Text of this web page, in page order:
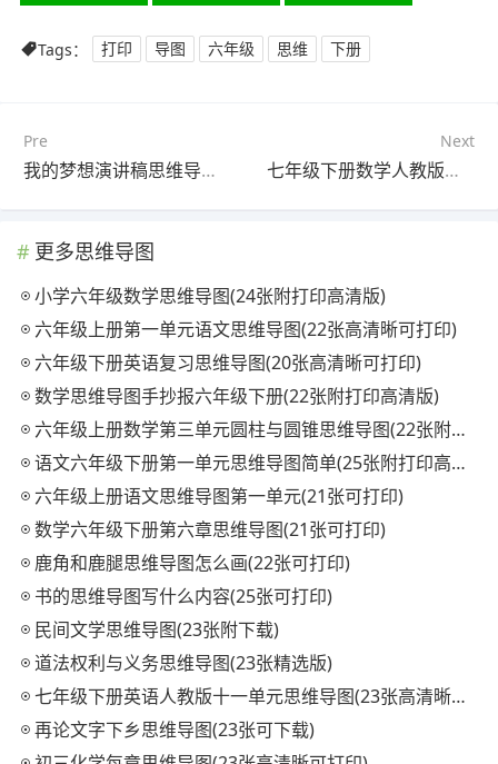
Tags： 打印 导图 六年级 思维 下册
Pre
我的梦想演讲稿思维导图(25张值得收藏)
Next
七年级下册数学人教版第六章思维导图(21张值得收藏)
更多思维导图
小学六年级数学思维导图(24张附打印高清版)
六年级上册第一单元语文思维导图(22张高清晰可打印)
六年级下册英语复习思维导图(20张高清晰可打印)
数学思维导图手抄报六年级下册(22张附打印高清版)
六年级上册数学第三单元圆柱与圆锥思维导图(22张附打印高清版)
语文六年级下册第一单元思维导图简单(25张附打印高清版)
六年级上册语文思维导图第一单元(21张可打印)
数学六年级下册第六章思维导图(21张可打印)
鹿角和鹿腿思维导图怎么画(22张可打印)
书的思维导图写什么内容(25张可打印)
民间文学思维导图(23张附下载)
道法权利与义务思维导图(23张精选版)
七年级下册英语人教版十一单元思维导图(23张高清晰可打印)
再论文字下乡思维导图(23张可下载)